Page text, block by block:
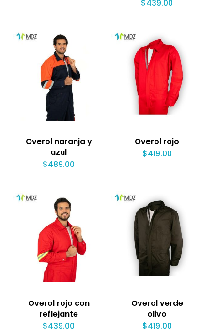
$439.00
Overol naranja y
azul
$489.00
Overol rojo
$419.00
Overol rojo con
reflejante
$439.00
Overol verde
olivo
$419.00